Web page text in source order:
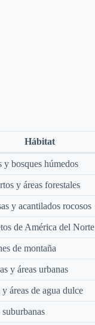
Hábitat
y bosques húmedos
y áreas forestales
y acantilados rocosos
de América del Norte
de montaña
y áreas urbanas
áreas de agua dulce